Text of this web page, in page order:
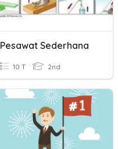
Pesawat Sederhana
10 T 2nd